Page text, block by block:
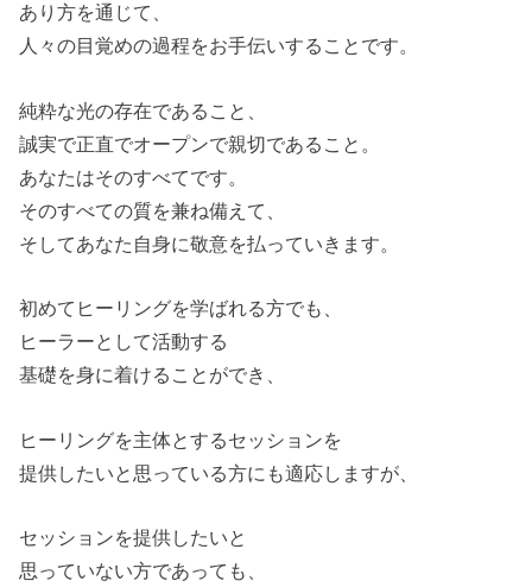
あり方を通じて、
人々の目覚めの過程をお手伝いすることです。
純粋な光の存在であること、
誠実で正直でオープンで親切であること。
あなたはそのすべてです。
そのすべての質を兼ね備えて、
そしてあなた自身に敬意を払っていきます。
初めてヒーリングを学ばれる方でも、
ヒーラーとして活動する
基礎を身に着けることができ、
ヒーリングを主体とするセッションを
提供したいと思っている方にも適応しますが、
セッションを提供したいと
思っていない方であっても、